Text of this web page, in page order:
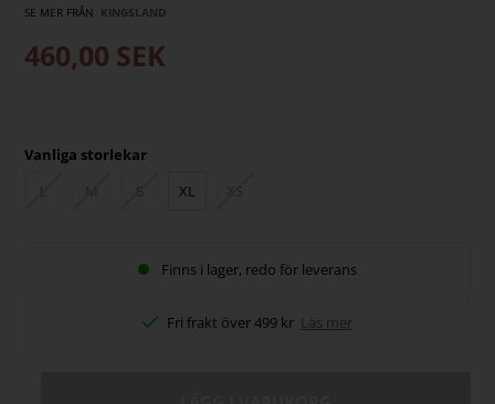
SE MER FRÅN KINGSLAND
460,00 SEK
Vanliga storlekar
XL
Finns i lager, redo för leverans
Fri frakt över 499 kr Läs mer